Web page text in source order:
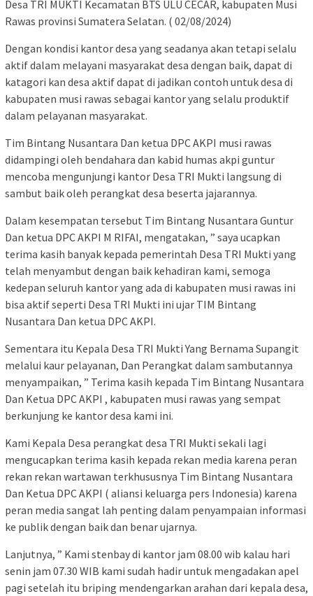
Desa TRI MUKTI Kecamatan BTS ULU CECAR, kabupaten Musi
Rawas provinsi Sumatera Selatan. ( 02/08/2024)
Dengan kondisi kantor desa yang seadanya akan tetapi selalu
aktif dalam melayani masyarakat desa dengan baik, dapat di
katagori kan desa aktif dapat di jadikan contoh untuk desa di
kabupaten musi rawas sebagai kantor yang selalu produktif
dalam pelayanan masyarakat.
Tim Bintang Nusantara Dan ketua DPC AKPI musi rawas
didampingi oleh bendahara dan kabid humas akpi guntur
mencoba mengunjungi kantor Desa TRI Mukti langsung di
sambut baik oleh perangkat desa beserta jajarannya.
Dalam kesempatan tersebut Tim Bintang Nusantara Guntur
Dan ketua DPC AKPI M RIFAI, mengatakan, ” saya ucapkan
terima kasih banyak kepada pemerintah Desa TRI Mukti yang
telah menyambut dengan baik kehadiran kami, semoga
kedepan seluruh kantor yang ada di kabupaten musi rawas ini
bisa aktif seperti Desa TRI Mukti ini ujar TIM Bintang
Nusantara Dan ketua DPC AKPI.
Sementara itu Kepala Desa TRI Mukti Yang Bernama Supangit
melalui kaur pelayanan, Dan Perangkat dalam sambutannya
menyampaikan, ” Terima kasih kepada Tim Bintang Nusantara
Dan Ketua DPC AKPI , kabupaten musi rawas yang sempat
berkunjung ke kantor desa kami ini.
Kami Kepala Desa perangkat desa TRI Mukti sekali lagi
mengucapkan terima kasih kepada rekan media karena peran
rekan rekan wartawan terkhususnya Tim Bintang Nusantara
Dan Ketua DPC AKPI ( aliansi keluarga pers Indonesia) karena
peran media sangat lah penting dalam penyampaian informasi
ke publik dengan baik dan benar ujarnya.
Lanjutnya, ” Kami stenbay di kantor jam 08.00 wib kalau hari
senin jam 07.30 WIB kami sudah hadir untuk mengadakan apel
pagi setelah itu briping mendengarkan arahan dari kepala desa,